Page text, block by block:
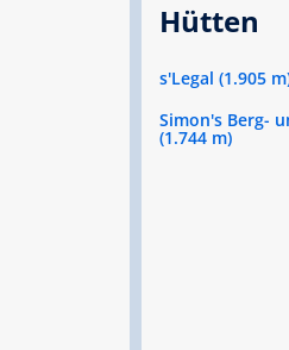
Hütten
s'Legal (1.905
Simon's Berg-
(1.744 m)